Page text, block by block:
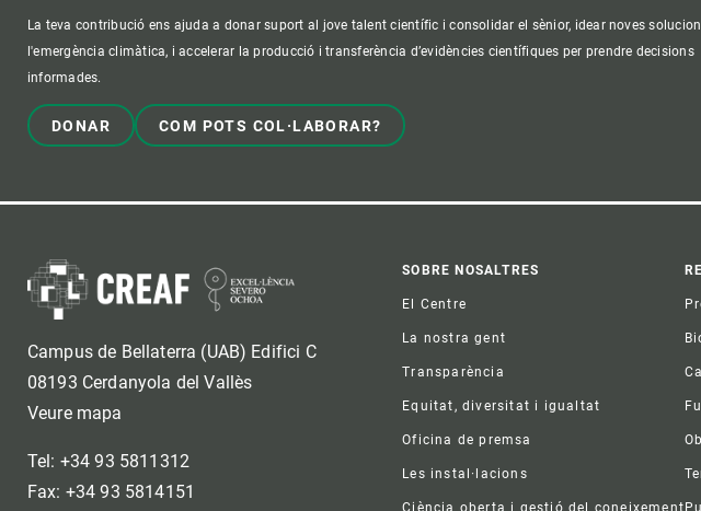
La teva contribució ens ajuda a donar suport al jove talent científic i consolidar el sènior, idear noves
l'emergència climàtica, i accelerar la producció i transferència d’evidències científiques per prendre decisions
informades.
DONAR COM POTS COL·LABORAR?
Campus de Bellaterra (UAB) Edifici C
08193 Cerdanyola del Vallès
Veure mapa
Tel: +34 93 5811312
Fax: +34 93 5814151
Footer
SOBRE NOSALTRES
El Centre
La nostra gent
Transparència
Equitat, diversitat i igualtat
Oficina de premsa
Les instal·lacions
Ciència oberta i gestió del coneixement